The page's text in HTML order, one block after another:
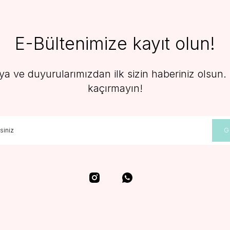
E-Bültenimize kayıt olun!
ve duyurularımızdan ilk sizin haberiniz olsun.
kaçırmayın!